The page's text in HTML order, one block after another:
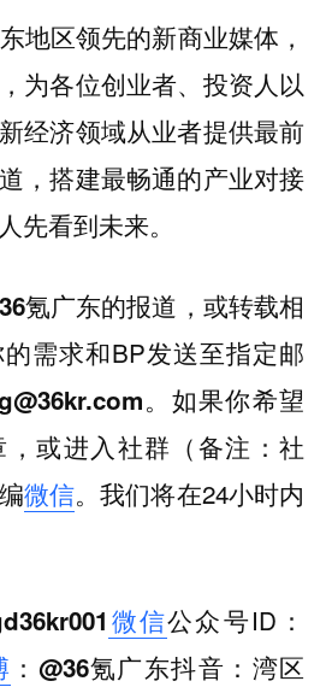
地区领先的新商业媒体，
为各位创业者、投资人以
经济领域从业者提供最前
，搭建最畅通的产业对接
先看到未来。
氪广东的报道，或转载相
的需求和BP发送至指定邮
。如果你希望
或进入社群（备注：社
微信。我们将在24小时内
微信公众号ID：
： @36氪广东抖音： 湾区